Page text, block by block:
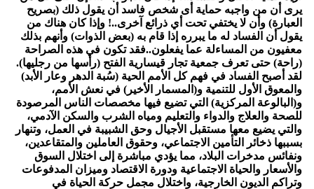
يرى أن من واجبه حماية أى شخص فاسد أن يقول ذلك (بصريح
العبارة) وأن لا يختفي تحت أي ذرائع آخرى..! وإذا كان هناك من
يقول أن الفساد له ما يبرره إذا قام به (بعض الذوات) وأنهم بذلك
معفيون من المساءلة عما يفعلون..فقد تكون في هذه الصراحة
(راحة) حتى تعرف جمعية تجار قيسارية الفتح (رأسها من رجليها).
لقد أصبح الفساد في فهم كل الأمم الحية (سُبة الدهر وعار الأبد)
والمعوق الأول للتنمية و(المسمار الأخير) في نعش الأمم،
و(البالوعة المركزية) التي تضيع فيها مخصصات الناس المرصودة
للصحة والعلاج والدواء والتعليم ومياه الشرب والسكن الآدمي،
والتي يضيع معها مستقبل الأجيال وحق الشبيبة في العمل، وتنهار
بسببها ذخائر التأمين الاجتماعي، وحقوق العاملين والمتقاعدين،
ونفائس مدخرات البلاد، مما يؤدي مباشرة إلى اختلال السوق
والأسعار والحياة الاجتماعية ودورة الاقتصاد وميزان المدفوعات
وتراكم الديون الخارجية، واختلال مجمل حركة الحياة في